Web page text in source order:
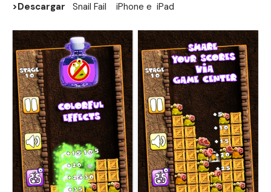
>Descargar
Snail Fail iPhone e iPad